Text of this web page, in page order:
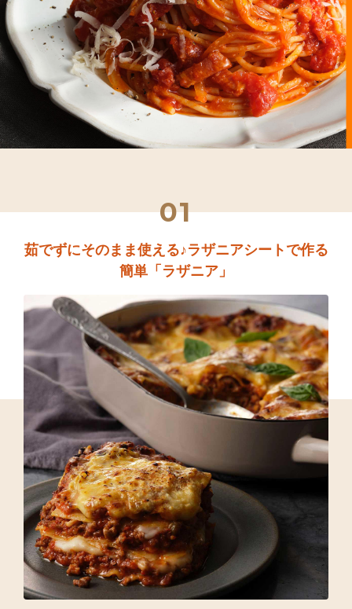
01
茹でずにそのまま使える♪ラザニアシートで作る
簡単「ラザニア」